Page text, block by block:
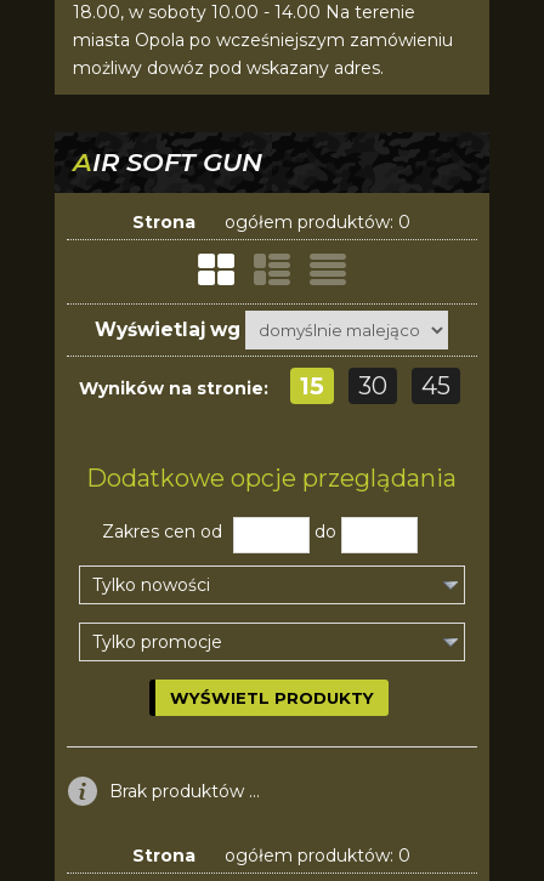
18.00, w soboty 10.00 - 14.00 Na terenie
miasta Opola po wcześniejszym zamówieniu
możliwy dowóz pod wskazany adres.
AIR SOFT GUN
Strona ogółem produktów: 0
Wyświetlaj wg
Wyników na stronie: 15 30 45
Dodatkowe opcje przeglądania
Zakres cen od do
Tylko nowości
Tylko promocje
Brak produktów ...
Strona ogółem produktów: 0